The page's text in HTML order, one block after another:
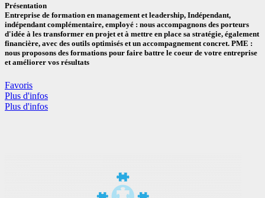
Présentation
Entreprise de formation en management et leadership, Indépendant,
indépendant complémentaire, employé : nous accompagnons des porteurs
d'idée à les transformer en projet et à mettre en place sa stratégie, également
financière, avec des outils optimisés et un accompagnement concret. PME :
nous proposons des formations pour faire battre le coeur de votre entreprise
et améliorer vos résultats
Favoris
Plus d'infos
Plus d'infos